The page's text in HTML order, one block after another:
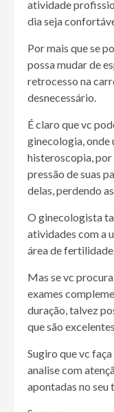
atividade
dia seja
Por mais que se
possa mudar de
retrocesso na
desnecessário.
É claro que vc
ginecologia, onde
histeroscopia, por
pressão de suas
delas, perdendo
O ginecologista
atividades com a
área de
Mas se vc
exames
duração, talvez
que são
Sugiro que vc
analise com
apontadas no seu